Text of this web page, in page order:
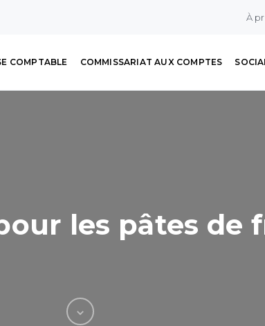
À
COMPTABLE COMMISSARIAT AUX COMPTES
les pâtes de